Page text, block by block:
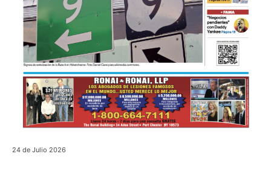
24 de Julio 2026